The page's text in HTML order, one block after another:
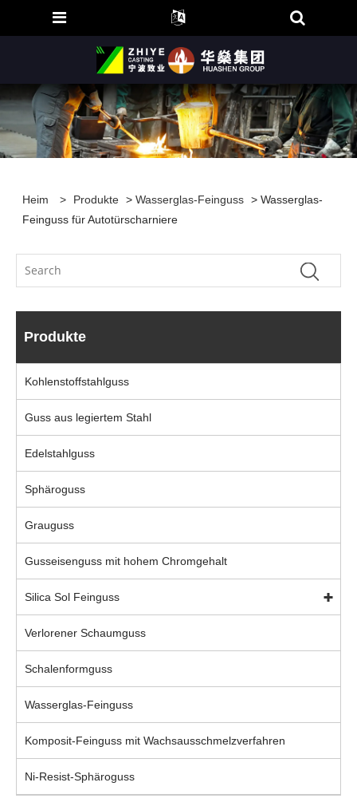
Heim > Produkte >Wasserglas-Feinguss > Wasserglas-
Feinguss für Autotürscharniere
Produkte
Kohlenstoffstahlguss
Guss aus legiertem Stahl
Edelstahlguss
Sphäroguss
Grauguss
Gusseisenguss mit hohem Chromgehalt
Silica Sol Feinguss
Verlorener Schaumguss
Schalenformguss
Wasserglas-Feinguss
Komposit-Feinguss mit Wachsausschmelzverfahren
Ni-Resist-Sphäroguss